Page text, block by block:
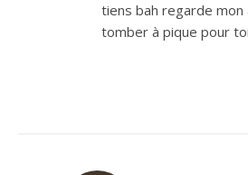
tiens bah regarde mon
tomber à pique pour toi